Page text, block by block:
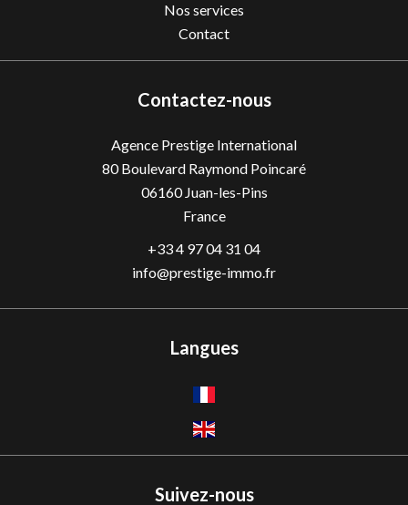
Nos services
Contact
Contactez-nous
Agence Prestige International
80 Boulevard Raymond Poincaré
06160Juan-les-Pins
France
+33 4 97 04 31 04
info@prestige-immo.fr
Langues
Suivez-nous